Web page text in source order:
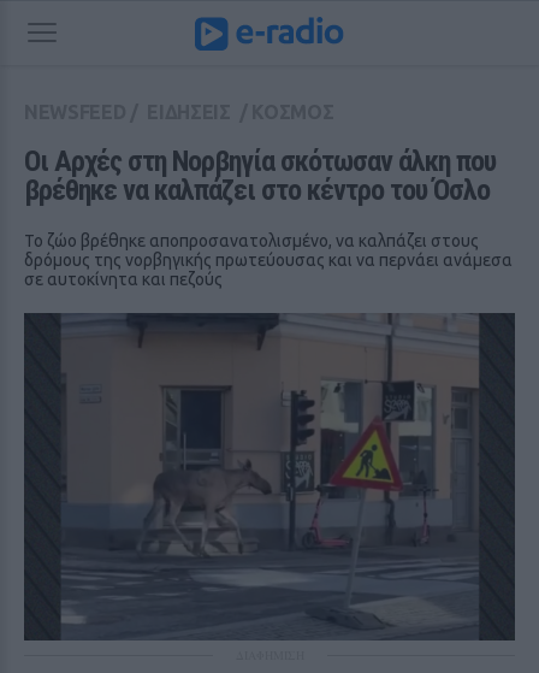
Οι Αρχές στη Νορβηγία σκότωσαν άλκη που
βρέθηκε να καλπάζει στο κέντρο του Όσλο
Το ζώο βρέθηκε αποπροσανατολισμένο, να καλπάζει στους
δρόμους της νορβηγικής πρωτεύουσας και να περνάει ανάμεσα
σε αυτοκίνητα και πεζούς